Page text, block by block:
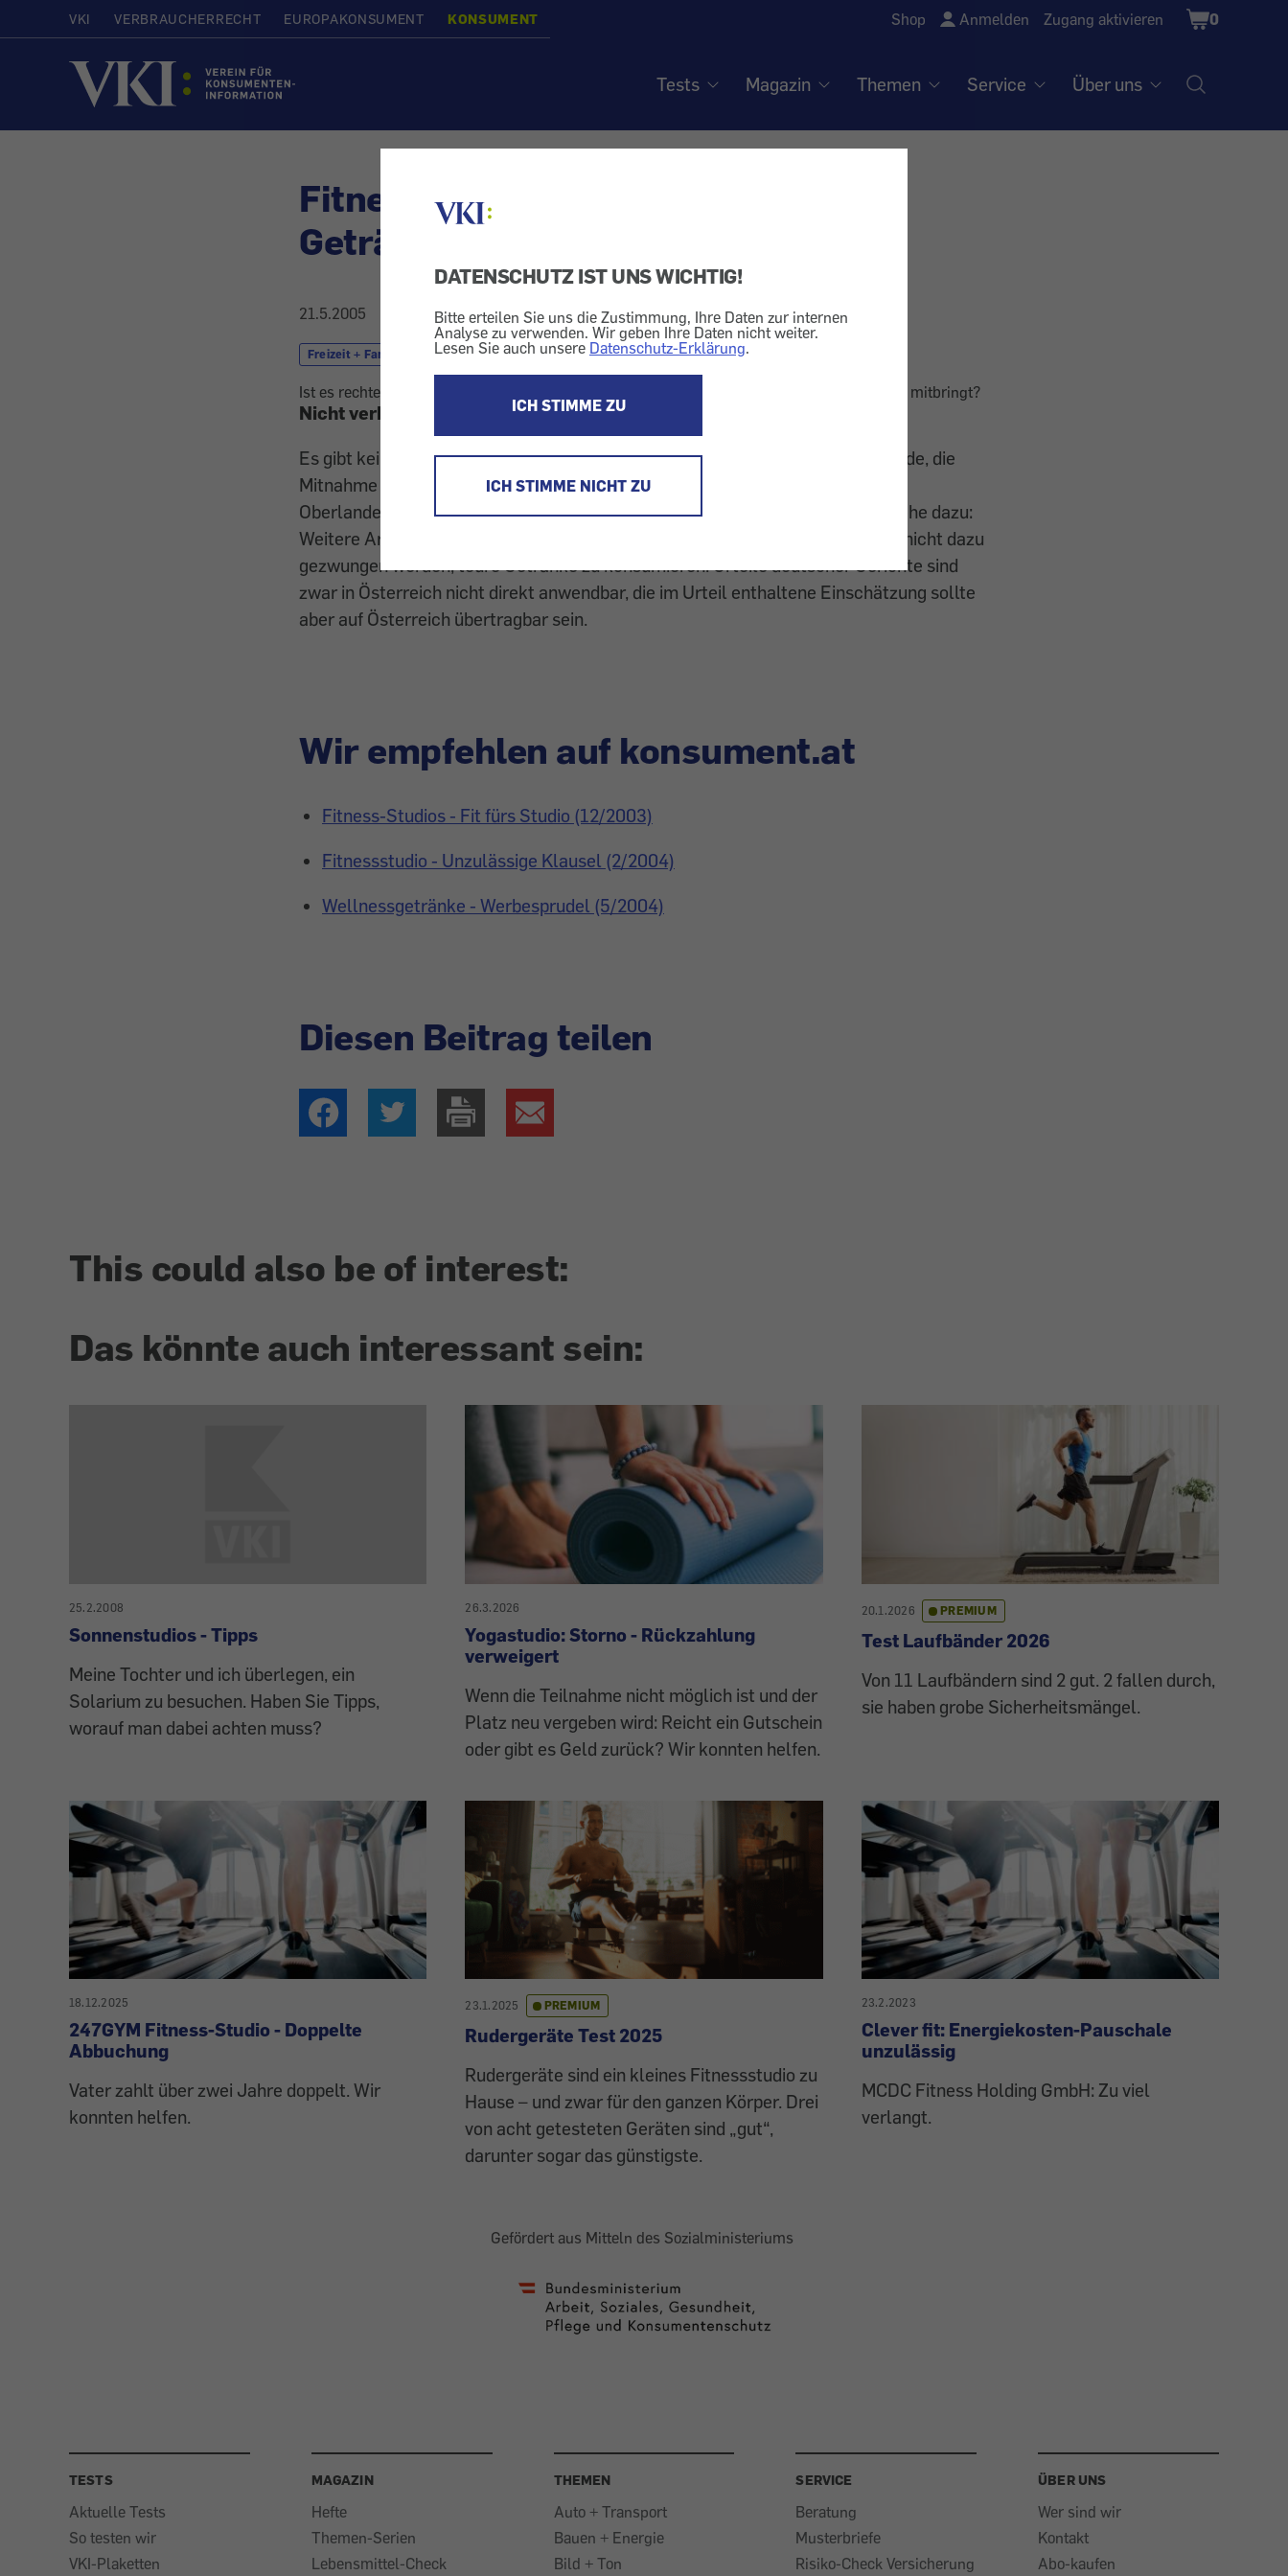
DATENSCHUTZ IST UNS WICHTIG!
Bitte erteilen Sie uns die Zustimmung, Ihre Daten zur internen
Analyse zu verwenden. Wir geben Ihre Daten nicht weiter.
Lesen Sie auch unsere Datenschutz-Erklärung.
ICH STIMME ZU
ICH STIMME NICHT ZU
VKI VERBRAUCHERRECHT EUROPAKONSUMENT KONSUMENT Shop Anmelden Zugang aktivieren
Shopping
Cart
0
Startseite
Tests Magazin Themen Service Über uns
Fitness-Center - Mitnahme von
Getränken
21.5.2005
Freizeit + Familie Fitness-Studio
Ist es rechtens, wenn ein Fitness-Center verbietet, dass man zum Training eigene Getränke mitbringt?
Nicht verboten
Es gibt keine gesetzliche Regelung, die es einem Fitness-Center erlauben würde, die
Mitnahme eigener Getränke zu verbieten. Im Gegenteil: Ein deutsches
Oberlandesgericht hat eine derartige Bestimmung als unzulässig beurteilt (siehe dazu:
Weitere Artikel - "
"). Kunden dürfen demzufolge nicht dazu
gezwungen werden, teure Getränke zu konsumieren. Urteile deutscher Gerichte sind
zwar in Österreich nicht direkt anwendbar, die im Urteil enthaltene Einschätzung sollte
aber auf Österreich übertragbar sein.
Wir empfehlen auf konsument.at
Fitness-Studios - Fit fürs Studio (12/2003)
Fitnessstudio - Unzulässige Klausel (2/2004)
Wellnessgetränke - Werbesprudel (5/2004)
Diesen Beitrag teilen
This could also be of interest:
Das könnte auch interessant sein:
25.2.2008
Sonnenstudios - Tipps
Meine Tochter und ich überlegen, ein
Solarium zu besuchen. Haben Sie Tipps,
worauf man dabei achten muss?
26.3.2026
Yogastudio: Storno - Rückzahlung
verweigert
Wenn die Teilnahme nicht möglich ist und der
Platz neu vergeben wird: Reicht ein Gutschein
oder gibt es Geld zurück? Wir konnten helfen.
20.1.2026 PREMIUM
Test Laufbänder 2026
Von 11 Laufbändern sind 2 gut. 2 fallen durch,
sie haben grobe Sicherheitsmängel.
18.12.2025
247GYM Fitness-Studio - Doppelte
Abbuchung
Vater zahlt über zwei Jahre doppelt. Wir
konnten helfen.
23.1.2025 PREMIUM
Rudergeräte Test 2025
Rudergeräte sind ein kleines Fitnessstudio zu
Hause – und zwar für den ganzen Körper. Drei
von acht getesteten Geräten sind „gut“,
darunter sogar das günstigste.
23.2.2023
Clever fit: Energiekosten-Pauschale
unzulässig
MCDC Fitness Holding GmbH: Zu viel
verlangt.
Gefördert aus Mitteln des Sozialministeriums
TESTS
Aktuelle Tests
So testen wir
VKI-Plaketten
MAGAZIN
Hefte
Themen-Serien
Lebensmittel-Check
THEMEN
Auto + Transport
Bauen + Energie
Bild + Ton
SERVICE
Beratung
Musterbriefe
Risiko-Check Versicherung
ÜBER UNS
Wer sind wir
Kontakt
Abo-kaufen